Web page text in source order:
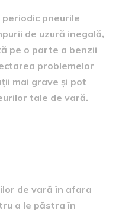
pneurile
de uzură inegală,
pe o parte a benzii
problemelor
mai grave și pot
tale de vară.
de vară în afara
a le păstra în